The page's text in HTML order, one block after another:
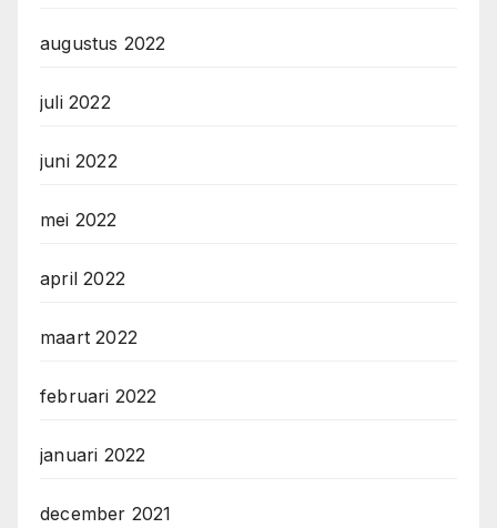
augustus 2022
juli 2022
juni 2022
mei 2022
april 2022
maart 2022
februari 2022
januari 2022
december 2021